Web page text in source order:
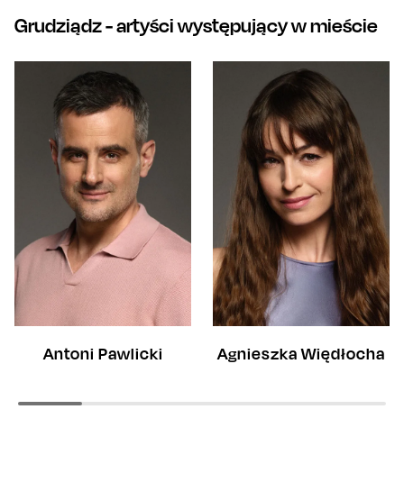
Grudziądz- artyści występujący w mieście
Antoni Pawlicki Agnieszka Więdłocha